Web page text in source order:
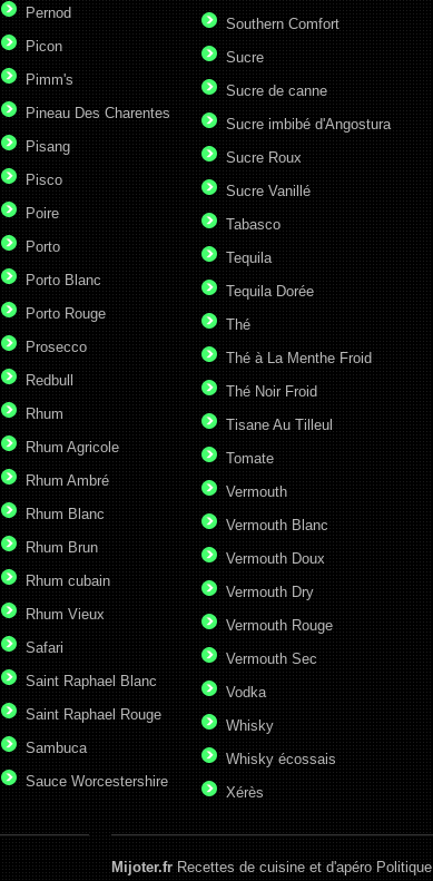
Pernod
Picon
Pimm's
Pineau Des Charentes
Pisang
Pisco
Poire
Porto
Porto Blanc
Porto Rouge
Prosecco
Redbull
Rhum
Rhum Agricole
Rhum Ambré
Rhum Blanc
Rhum Brun
Rhum cubain
Rhum Vieux
Safari
Saint Raphael Blanc
Saint Raphael Rouge
Sambuca
Sauce Worcestershire
Southern Comfort
Sucre
Sucre de canne
Sucre imbibé d'Angostura
Sucre Roux
Sucre Vanillé
Tabasco
Tequila
Tequila Dorée
Thé
Thé à La Menthe Froid
Thé Noir Froid
Tisane Au Tilleul
Tomate
Vermouth
Vermouth Blanc
Vermouth Doux
Vermouth Dry
Vermouth Rouge
Vermouth Sec
Vodka
Whisky
Whisky écossais
Xérès
Mijoter.frRecettes de cuisine et d'apéro Politique